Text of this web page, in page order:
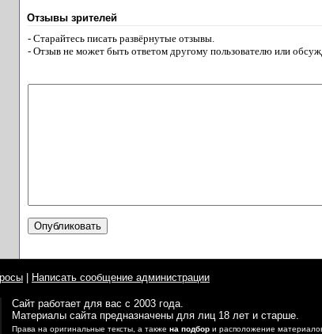
Отзывы зрителей
- Старайтесь писать развёрнутые отзывы.
- Отзыв не может быть ответом другому пользователю или
Написать сообщение администрации
Сайт работает для вас с 2003 года.
Материалы сайта предназначены для лиц 18 лет и старше.
Права на оригинальные тексты, а также на подбор и расположение